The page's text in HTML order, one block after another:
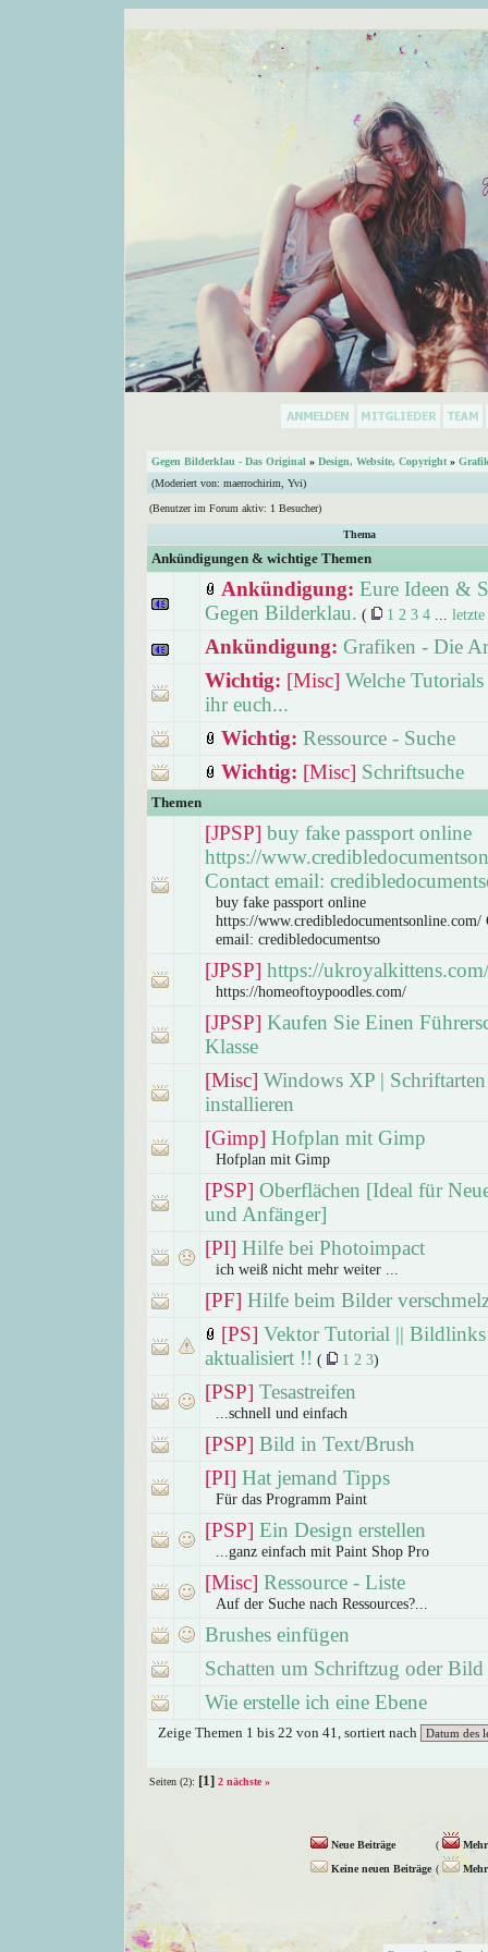
Gegen Bilderklau - Das Original » Design, Website, Copyright »
(Moderiert von: maerrochirim Yvi)
(Benutzer im Forum aktiv: 1 Besucher)
Thema
Ankündigungen & wichtige Themen
Ankündigung: Eure Ideen &
Gegen Bilderklau. ( 1 2 3 4 letzte
Ankündigung: Grafiken - Die
Wichtig: [Misc] Welche
ihr euch...
Wichtig: Ressource - Suche
Wichtig: [Misc] Schriftsuche
Themen
[JPSP] buy fake passport online
https://
Contact email:
buy fake passport online
https://www.credibledocumentsonline.com/
email: credibledocumentso
[JPSP] https://ukroyalkittens.com/
https://homeoftoypoodles.com/
[JPSP] Kaufen Sie Einen
Klasse
[Misc] Windows XP | Schriftarten
installieren
[Gimp] Hofplan mit Gimp
Hofplan mit Gimp
[PSP] Oberflächen [Ideal für
und Anfänger]
[PI] Hilfe bei Photoimpact
ich weiß nicht mehr weiter ...
[PF] Hilfe beim Bilder
[PS] Vektor Tutorial || Bildlinks
aktualisiert !! ( 1 2 3)
[PSP] Tesastreifen
...schnell und einfach
[PSP] Bild in Text/Brush
[PI] Hat jemand Tipps
Für das Programm Paint
[PSP] Ein Design erstellen
...ganz einfach mit Paint Shop Pro
[Misc] Ressource - Liste
Auf der Suche nach Ressources?...
Brushes einfügen
Schatten um Schriftzug oder Bild
Wie erstelle ich eine Ebene
Zeige Themen 1 bis 22 von 41, sortiert nach
Seiten (2): [1] 2 nächste »
Neue Beiträge (
Keine neuen Beiträge (